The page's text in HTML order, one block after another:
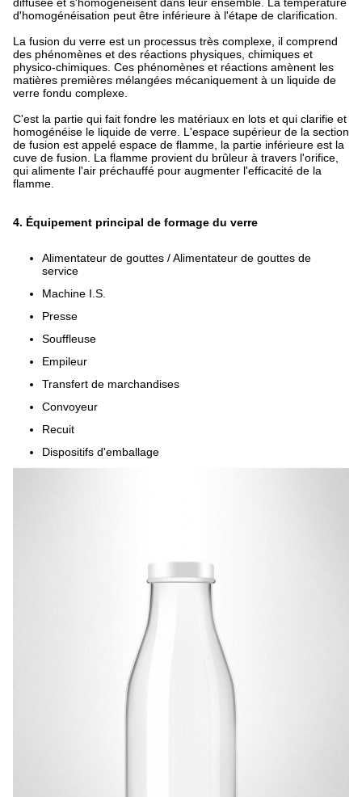
d'homogénéisation peut être inférieure à l'étape de clarification.
La fusion du verre est un processus très complexe, il comprend
des phénomènes et des réactions physiques, chimiques et
physico-chimiques. Ces phénomènes et réactions amènent les
matières premières mélangées mécaniquement à un liquide de
verre fondu complexe.
C'est la partie qui fait fondre les matériaux en lots et qui clarifie et
homogénéise le liquide de verre. L'espace supérieur de la section
de fusion est appelé espace de flamme, la partie inférieure est la
cuve de fusion. La flamme provient du brûleur à travers l'orifice,
qui alimente l'air préchauffé pour augmenter l'efficacité de la
flamme.
4. Équipement principal de formage du verre
Alimentateur de gouttes / Alimentateur de gouttes de
service
Machine I.S.
Presse
Souffleuse
Empileur
Transfert de marchandises
Convoyeur
Recuit
Dispositifs d'emballage